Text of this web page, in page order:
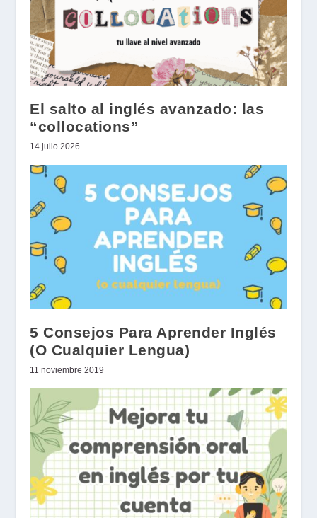
El salto al inglés avanzado: las
“collocations”
14 julio 2026
5 Consejos Para Aprender Inglés
(O Cualquier Lengua)
11 noviembre 2019